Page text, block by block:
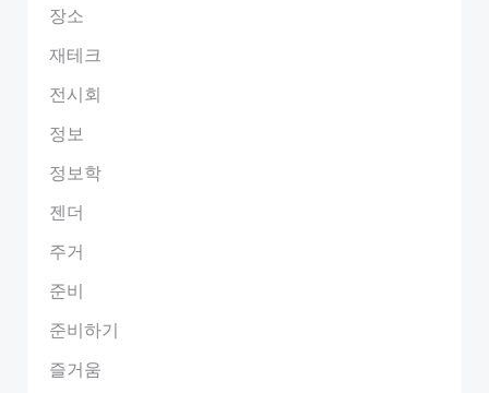
장소
재테크
전시회
정보
정보학
젠더
주거
준비
준비하기
즐거움